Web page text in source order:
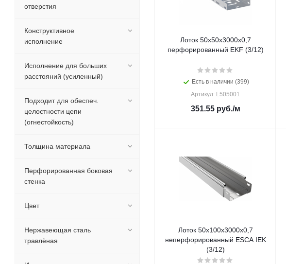
Лоток 50х50х3000х0,7
перфорированный EKF (3/12)
Есть в наличии (399)
Артикул: L505001
351.55руб./м
Лоток 50х100х3000х0,7
неперфорированный ESCA IEK
(3/12)
отверстия
Конструктивное
исполнение
Исполнение для больших
расстояний (усиленный)
Подходит для обеспеч.
целостности цепи
(огнестойкость)
Толщина материала
Перфорированная боковая
стенка
Цвет
Нержавеющая сталь
травлёная